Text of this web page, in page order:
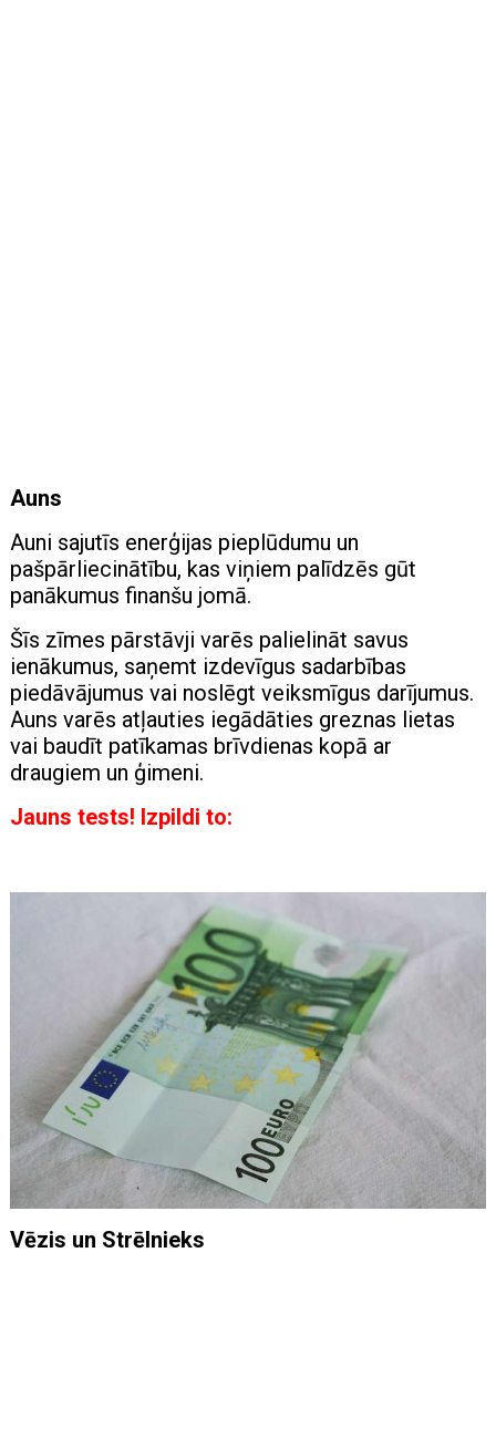
Auns
Auni sajutīs enerģijas pieplūdumu un
pašpārliecinātību, kas viņiem palīdzēs gūt
panākumus finanšu jomā.
Šīs zīmes pārstāvji varēs palielināt savus
ienākumus, saņemt izdevīgus sadarbības
piedāvājumus vai noslēgt veiksmīgus darījumus.
Auns varēs atļauties iegādāties greznas lietas
vai baudīt patīkamas brīvdienas kopā ar
draugiem un ģimeni.
Jauns tests! Izpildi to:
Vēzis un Strēlnieks